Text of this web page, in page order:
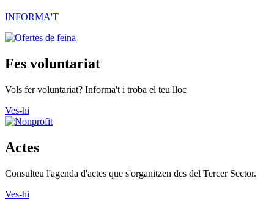
INFORMA'T
Fes voluntariat
Vols fer voluntariat? Informa't i troba el teu lloc
Ves-hi
Actes
Consulteu l'agenda d'actes que s'organitzen des del Tercer Sector.
Ves-hi